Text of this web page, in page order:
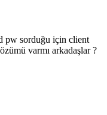
pw sorduğu için client
varmı arkadaşlar ?